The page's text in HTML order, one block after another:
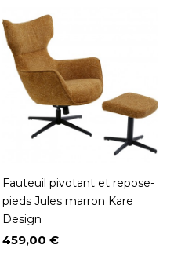
Fauteuil pivotant et repose-
pieds Jules marron Kare
Design
Prix
459,00 €